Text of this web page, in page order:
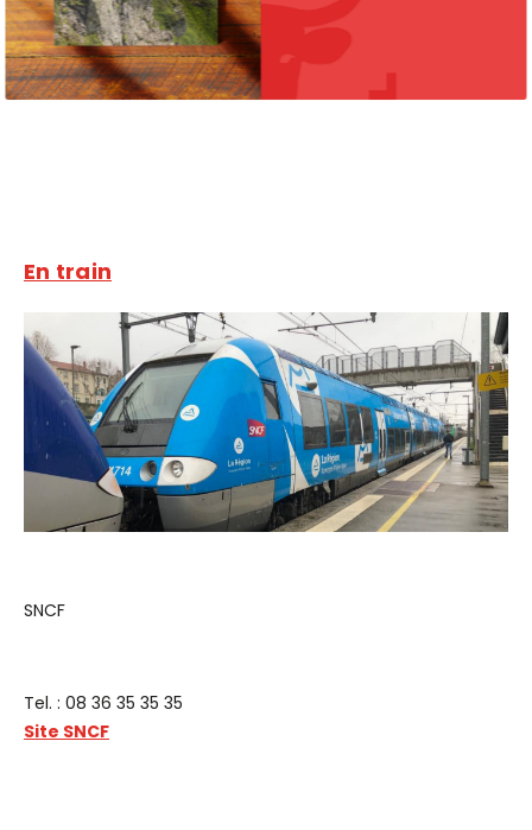
En train
SNCF
Tel. : 08 36 35 35 35
Site SNCF